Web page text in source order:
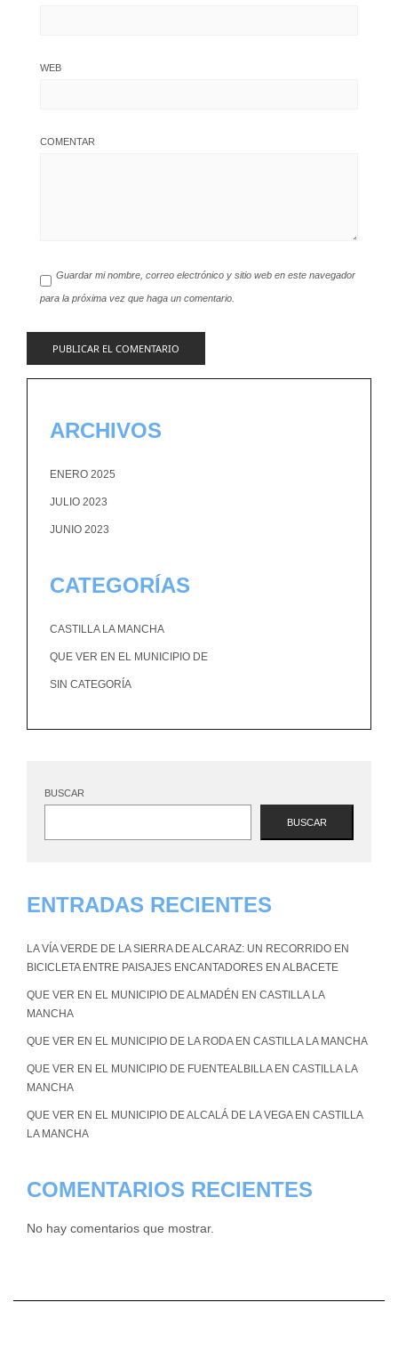
WEB
COMENTAR
Guardar mi nombre, correo electrónico y sitio web en este navegador
para la próxima vez que haga un comentario.
ARCHIVOS
ENERO 2025
JULIO 2023
JUNIO 2023
CATEGORÍAS
CASTILLA LA MANCHA
QUE VER EN EL MUNICIPIO DE
SIN CATEGORÍA
BUSCAR
BUSCAR
ENTRADAS RECIENTES
LA VÍA VERDE DE LA SIERRA DE ALCARAZ: UN RECORRIDO EN
BICICLETA ENTRE PAISAJES ENCANTADORES EN ALBACETE
QUE VER EN EL MUNICIPIO DE ALMADÉN EN CASTILLA LA
MANCHA
QUE VER EN EL MUNICIPIO DE LA RODA EN CASTILLA LA MANCHA
QUE VER EN EL MUNICIPIO DE FUENTEALBILLA EN CASTILLA LA
MANCHA
QUE VER EN EL MUNICIPIO DE ALCALÁ DE LA VEGA EN CASTILLA
LA MANCHA
COMENTARIOS RECIENTES
No hay comentarios que mostrar.